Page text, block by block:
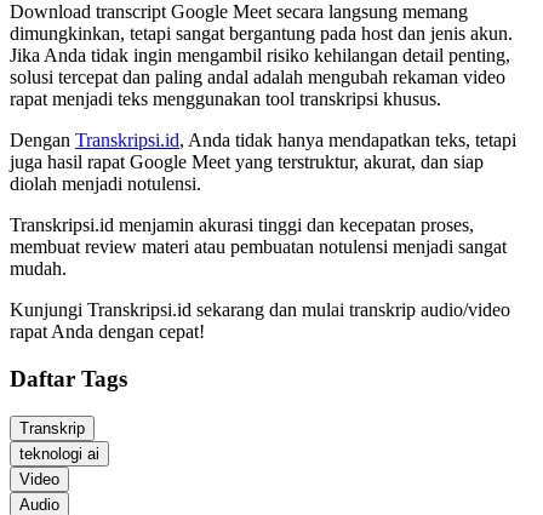
Download transcript Google Meet secara langsung memang
dimungkinkan, tetapi sangat bergantung pada host dan jenis akun.
Jika Anda tidak ingin mengambil risiko kehilangan detail penting,
solusi tercepat dan paling andal adalah mengubah rekaman video
rapat menjadi teks menggunakan tool transkripsi khusus.
Dengan Transkripsi.id, Anda tidak hanya mendapatkan teks, tetapi
juga hasil rapat Google Meet yang terstruktur, akurat, dan siap
diolah menjadi notulensi.
Transkripsi.id menjamin akurasi tinggi dan kecepatan proses,
membuat review materi atau pembuatan notulensi menjadi sangat
mudah.
Kunjungi Transkripsi.id sekarang dan mulai transkrip audio/video
rapat Anda dengan cepat!
Daftar Tags
Transkrip
teknologi ai
Video
Audio